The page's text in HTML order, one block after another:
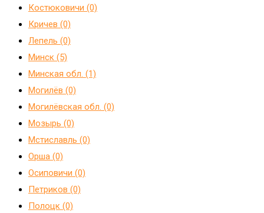
Костюковичи (0)
Кричев (0)
Лепель (0)
Минск (5)
Минская обл. (1)
Могилёв (0)
Могилёвская обл. (0)
Мозырь (0)
Мстиславль (0)
Орша (0)
Осиповичи (0)
Петриков (0)
Полоцк (0)